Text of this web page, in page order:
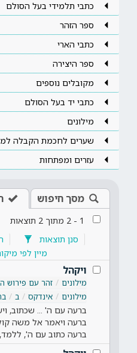
כתבי תלמידי בעל הסולם
ספר הזהר
כתבי הארי
ספר היצירה
מקובלים נוספים
כתבי יד בעל הסולם
מילונים
שערים לחכמת הקבלה
עזרים ומפתחות
מסך חיפוש
1
-
2 מתוך 2 תוצאות
סנן תוצאות
מיין לפי
ויקהל
מילונים זהר עם פירוש
מילונים
אינדקס ב
ברעה עם ה' ... שכתוב,
ברעה ויאמר אל משה
ברעה כתוב עם ה',